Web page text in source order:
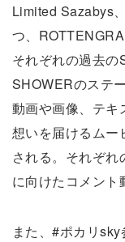
Limited Sazabys
つ、
それぞれの過去
SHOWERのステ
動画や画像、テキ
想いを届けるムー
される。それぞ
に向けたコメント
また、#ポカリ